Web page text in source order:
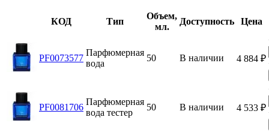
КОД Тип
Объем,
мл.
Доступность Цена
PF0073577
Парфюмерная
вода
50 В наличии 4 884 ₽
PF0081706
Парфюмерная
вода тестер
50 В наличии 4 533 ₽